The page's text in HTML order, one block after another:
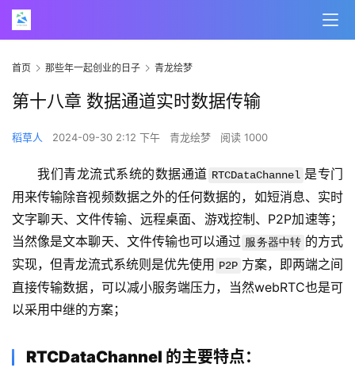
首页 那些年一起创业的日子 青龙绘梦
第十八章 数据通道实时数据传输
稻草人 2024-09-30 2:12 下午 青龙绘梦 阅读 1000
我们青龙流式系统的数据通道 RTCDataChannel 是专门
用来传输除音视频数据之外的任何数据的，如短消息、实时
文字聊天、文件传输、远程桌面、游戏控制、P2P加速等；
当然像是文本聊天、文件传输也可以通过 服务器中转 的方式
实现，但青龙流式系统则是优先使用 P2P 方案，即两端之间
直接传输数据，可以减小服务端压力，当然webRTC也是可
以采用中继的方案；
RTCDataChannel 的主要特点：